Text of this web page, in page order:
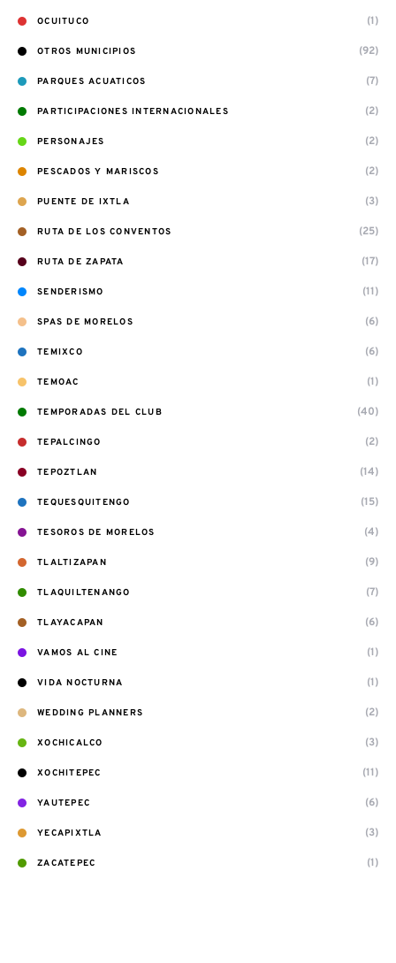
OCUITUCO (1)
OTROS MUNICIPIOS (92)
PARQUES ACUATICOS (7)
PARTICIPACIONES INTERNACIONALES (2)
PERSONAJES (2)
PESCADOS Y MARISCOS (2)
PUENTE DE IXTLA (3)
RUTA DE LOS CONVENTOS (25)
RUTA DE ZAPATA (17)
SENDERISMO (11)
SPAS DE MORELOS (6)
TEMIXCO (6)
TEMOAC (1)
TEMPORADAS DEL CLUB (40)
TEPALCINGO (2)
TEPOZTLAN (14)
TEQUESQUITENGO (15)
TESOROS DE MORELOS (4)
TLALTIZAPAN (9)
TLAQUILTENANGO (7)
TLAYACAPAN (6)
VAMOS AL CINE (1)
VIDA NOCTURNA (1)
WEDDING PLANNERS (2)
XOCHICALCO (3)
XOCHITEPEC (11)
YAUTEPEC (6)
YECAPIXTLA (3)
ZACATEPEC (1)